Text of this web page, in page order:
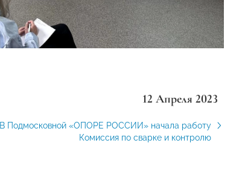
12 Апреля 2023
В Подмосковной «ОПОРЕ РОССИИ» начала работу
Комиссия по сварке и контролю